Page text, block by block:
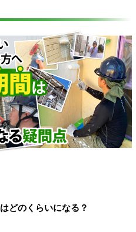
どのくらいになる？